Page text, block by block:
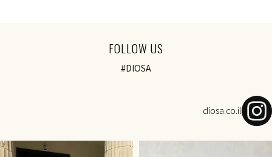
FOLLOW US
#DIOSA
diosa.co.il